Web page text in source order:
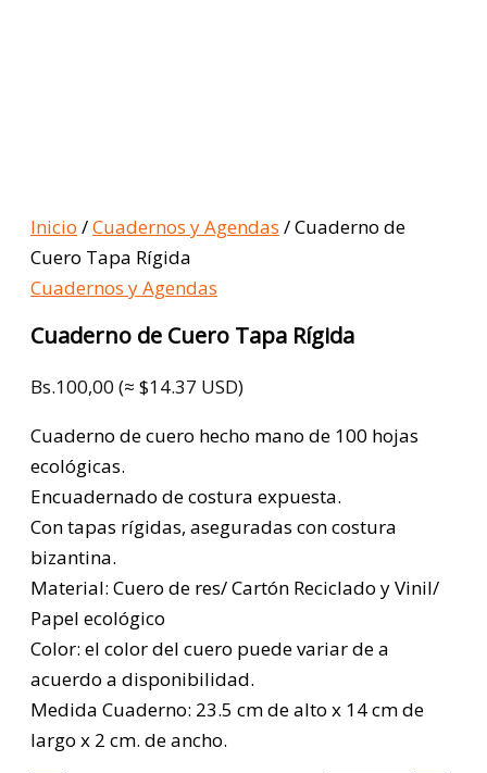
Inicio /Cuadernos y Agendas / Cuaderno de
Cuero Tapa Rígida
Cuadernos y Agendas
Cuaderno de Cuero Tapa Rígida
Bs.100,00 (≈ $14.37 USD)
Cuaderno de cuero hecho mano de 100 hojas
ecológicas.
Encuadernado de costura expuesta.
Con tapas rígidas, aseguradas con costura
bizantina.
Material: Cuero de res/ Cartón Reciclado y Vinil/
Papel ecológico
Color: el color del cuero puede variar de a
acuerdo a disponibilidad.
Medida Cuaderno: 23.5 cm de alto x 14 cm de
largo x 2 cm. de ancho.